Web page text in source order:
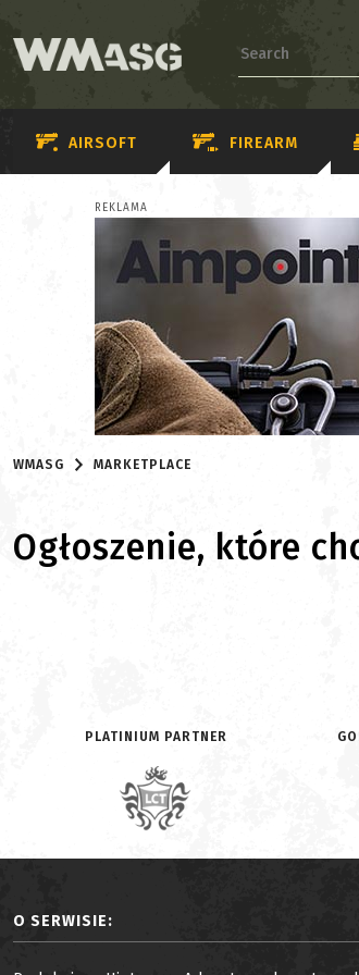
AIRSOFT FIREARM
REKLAMA
WMASG MARKETPLACE
Ogłoszenie, które
PLATINIUM PARTNER
O SERWISIE: